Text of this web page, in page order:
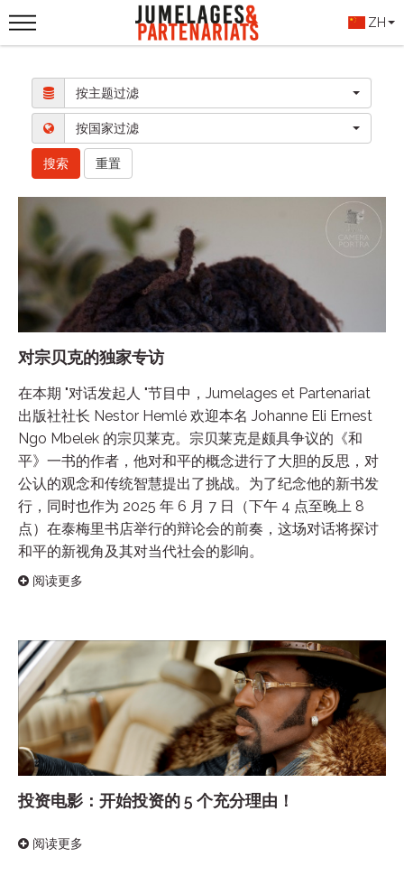
ZH
按主题过滤
按国家过滤
搜索 重置
对宗贝克的独家专访
在本期 "对话发起人 "节目中，Jumelages et Partenariat
出版社社长 Nestor Hemlé 欢迎本名 Johanne Eli Ernest
Ngo Mbelek 的宗贝莱克。宗贝莱克是颇具争议的《和
平》一书的作者，他对和平的概念进行了大胆的反思，对
公认的观念和传统智慧提出了挑战。为了纪念他的新书发
行，同时也作为 2025 年 6 月 7 日（下午 4 点至晚上 8
点）在泰梅里书店举行的辩论会的前奏，这场对话将探讨
和平的新视角及其对当代社会的影响。
阅读更多
投资电影：开始投资的 5 个充分理由！
阅读更多